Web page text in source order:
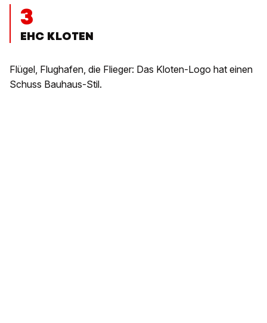
3
EHC KLOTEN
Flügel, Flughafen, die Flieger: Das Kloten-Logo hat einen
Schuss Bauhaus-Stil.